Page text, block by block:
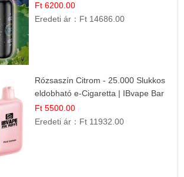
Ft 6200.00
Eredeti ár： Ft 14686.00
Rózsaszín Citrom - 25.000 Slukkos
eldobható e-Cigaretta | IBvape Bar
Ft 5500.00
Eredeti ár： Ft 11932.00